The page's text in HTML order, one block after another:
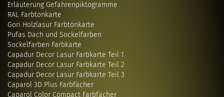
Erläuterung Gefahrenpiktogramme
RAL Farbtonkarte
Gori Holzlasur Farbtonkarte
Pufas Dach und Sockelfarben
Sockelfarben Farbkarte
Capadur Decor Lasur Farbkarte Teil 1
Capadur Decor Lasur Farbkarte Teil 2
Capadur Decor Lasur Farbkarte Teil 3
Caparol 3D Plus Farbfächer
Caparol Color Compact Farbfächer